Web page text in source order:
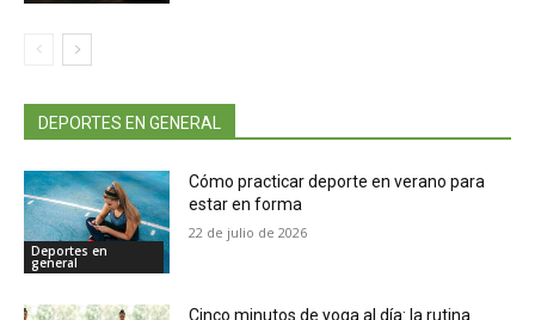
DEPORTES EN GENERAL
Deportes en
general
Cómo practicar deporte en verano para
estar en forma
22 de julio de 2026
Cinco minutos de yoga al día: la rutina